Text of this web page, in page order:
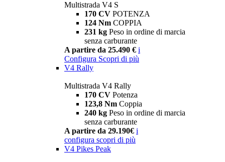
Multistrada V4 S
170 CV POTENZA
124 Nm COPPIA
231 kg Peso in ordine di marcia
senza carburante
A partire da 25.490 € i
Configura Scopri di più
V4 Rally
Multistrada V4 Rally
170 CV Potenza
123,8 Nm Coppia
240 kg Peso in ordine di marcia
senza carburante
A partire da 29.190€ i
configura scopri di più
V4 Pikes Peak